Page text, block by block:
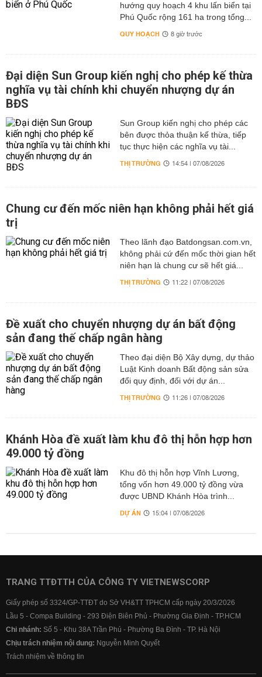
hướng quy hoạch 4 khu lấn biển tại
Phú Quốc rộng 161 ha trong tổng...
QUY HOẠCH 8 giờ trước
Đại diện Sun Group kiến nghị cho phép kế thừa
nghĩa vụ tài chính khi chuyển nhượng dự án
BĐS
Sun Group kiến nghị cho phép các
bên được thỏa thuận kế thừa, tiếp
tục thực hiện các nghĩa vụ tài...
THỊ TRƯỜNG 14:54 | 07/08/2026
Chung cư đến mốc niên hạn không phải hết giá
trị
Theo lãnh đạo Batdongsan.com.vn,
không phải cứ đến mốc thời gian hết
niên hạn là chung cư sẽ hết giá...
THỊ TRƯỜNG 11:22 | 07/08/2026
Đề xuất cho chuyển nhượng dự án bất động
sản đang thế chấp ngân hàng
Theo đại diện Bộ Xây dựng, dự thảo
Luật Kinh doanh Bất động sản sửa
đổi quy định, đối với dự án...
THỊ TRƯỜNG 11:26 | 07/08/2026
Khánh Hòa đề xuất làm khu đô thị hỗn hợp hơn
49.000 tỷ đồng
Khu đô thị hỗn hợp Vĩnh Lương,
tổng vốn hơn 49.000 tỷ đồng vừa
được UBND Khánh Hòa trình...
DỰ ÁN 15:04 | 07/08/2026
TRANG TTĐTTH CỦA CÔNG TY VIETNEWSCORP
Giấy phép số 3324/GP-TTĐT do Sở VH&TT TPHCM cấp ngày 20/3/2026
Lầu 5 - Compa Building - 293 Điện Biên Phủ - Phường Gia Định - TP.HCM
Chi nhánh: Số 5 - Khu 38A Trần Phú - Phường Ba Đình - TP. Hà Nội
Chịu trách nhiệm nội dung: Nguyễn Minh Quyết
Trách nhiệm về thông tin